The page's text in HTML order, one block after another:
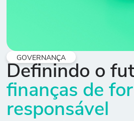
GOVERNANÇA
Definindo o
finanças de
responsável